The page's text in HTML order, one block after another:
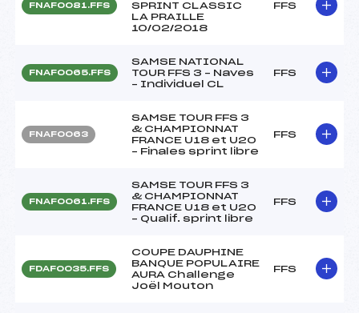
FNAF0081.FFS
SPRINT CLASSIC
LA PRAILLE
10/02/2018
FFS
FNAF0065.FFS
SAMSE NATIONAL
TOUR FFS 3 – Naves
– Individuel CL
FFS
FNAF0063
SAMSE TOUR FFS 3
& CHAMPIONNAT
FRANCE U18 et U20
– Finales sprint libre
FFS
FNAF0061.FFS
SAMSE TOUR FFS 3
& CHAMPIONNAT
FRANCE U18 et U20
– Qualif. sprint libre
FFS
FDAF0035.FFS
COUPE DAUPHINE
BANQUE POPULAIRE
AURA Challenge
Joël Mouton
FFS